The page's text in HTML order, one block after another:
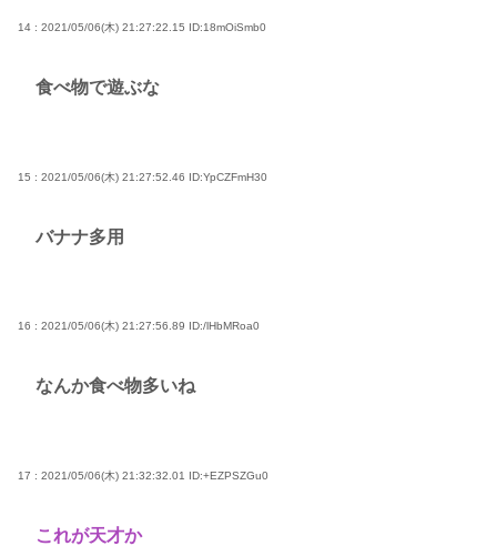
14 : 2021/05/06(木) 21:27:22.15 ID:18mOiSmb0
食べ物で遊ぶな
15 : 2021/05/06(木) 21:27:52.46 ID:YpCZFmH30
バナナ多用
16 : 2021/05/06(木) 21:27:56.89 ID:/lHbMRoa0
なんか食べ物多いね
17 : 2021/05/06(木) 21:32:32.01 ID:+EZPSZGu0
これが天才か